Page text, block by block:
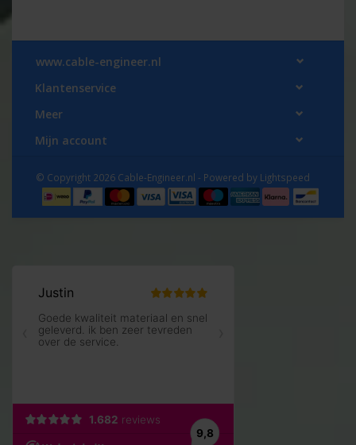
www.cable-engineer.nl
Klantenservice
Meer
Mijn account
© Copyright 2026 Cable-Engineer.nl - Powered by Lightspeed